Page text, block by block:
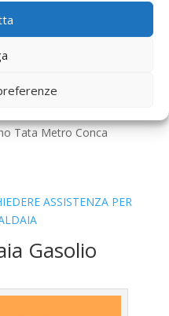
Tata Metro Conca
Tata Metro Conca
Tata Metro Conca
ASSISTENZA PER
Gasolio